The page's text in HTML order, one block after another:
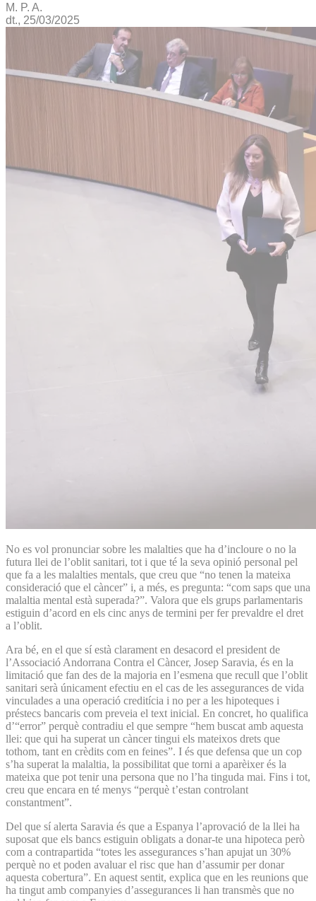
M. P. A.
dt., 25/03/2025
No es vol pronunciar sobre les malalties que ha d’incloure o no la
futura llei de l’oblit sanitari, tot i que té la seva opinió personal pel
que fa a les malalties mentals, que creu que “no tenen la mateixa
consideració que el càncer” i, a més, es pregunta: “com saps que una
malaltia mental està superada?”. Valora que els grups parlamentaris
estiguin d’acord en els cinc anys de termini per fer prevaldre el dret
a l’oblit.
Ara bé, en el que sí està clarament en desacord el president de
l’Associació Andorrana Contra el Càncer, Josep Saravia, és en la
limitació que fan des de la majoria en l’esmena que recull que l’oblit
sanitari serà únicament efectiu en el cas de les assegurances de vida
vinculades a una operació creditícia i no per a les hipoteques i
préstecs bancaris com preveia el text inicial. En concret, ho qualifica
d’“error” perquè contradiu el que sempre “hem buscat amb aquesta
llei: que qui ha superat un càncer tingui els mateixos drets que
tothom, tant en crèdits com en feines”. I és que defensa que un cop
s’ha superat la malaltia, la possibilitat que torni a aparèixer és la
mateixa que pot tenir una persona que no l’ha tinguda mai. Fins i tot,
creu que encara en té menys “perquè t’estan controlant
constantment”.
Del que sí alerta Saravia és que a Espanya l’aprovació de la llei ha
suposat que els bancs estiguin obligats a donar-te una hipoteca però
com a contrapartida “totes les assegurances s’han apujat un 30%
perquè no et poden avaluar el risc que han d’assumir per donar
aquesta cobertura”. En aquest sentit, explica que en les reunions que
ha tingut amb companyies d’assegurances li han transmès que no